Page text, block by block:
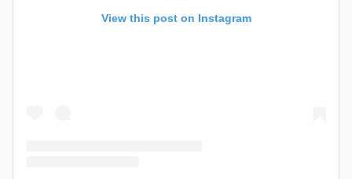
View this post on Instagram